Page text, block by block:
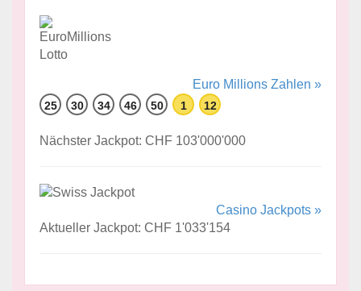
Euro Millions Zahlen »
25 30 34 46 50 1 12
Nächster Jackpot: CHF 103'000'000
Casino Jackpots »
Aktueller Jackpot: CHF 1'033'154